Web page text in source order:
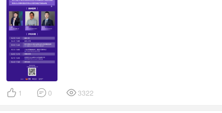
 1  0 3322